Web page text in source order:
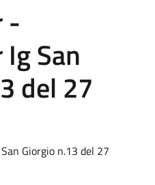
-
San
del 27
Giorgio n.13 del 27